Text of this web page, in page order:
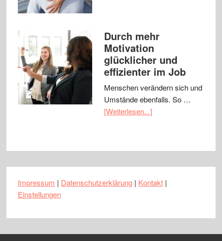
Durch mehr
Motivation
glücklicher und
effizienter im Job
Menschen verändern sich und
Umstände ebenfalls. So …
[Weiterlesen...]
Impressum | Datenschutzerklärung| Kontakt|
Einstellungen